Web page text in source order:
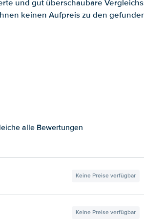
und gut überschaubare
keinen Aufpreis zu den
alle Bewertungen
Keine Preise verfügbar
Keine Preise verfügbar